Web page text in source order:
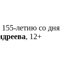
155-летию со дня
, 12+